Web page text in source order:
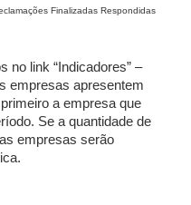
Finalizadas Respondidas
no link “Indicadores” –
empresas apresentem
a empresa que
Se a quantidade de
empresas serão